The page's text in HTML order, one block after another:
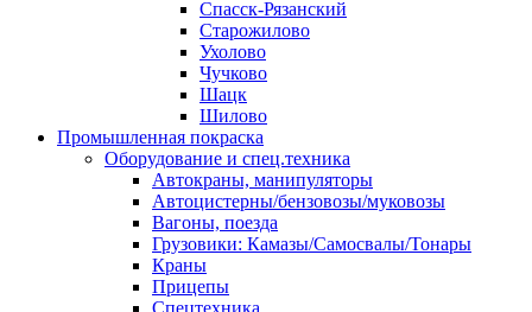
Спасск-Рязанский
Старожилово
Ухолово
Чучково
Шацк
Шилово
Промышленная покраска
Оборудование и спец.техника
Автокраны, манипуляторы
Автоцистерны/бензовозы/муковозы
Вагоны, поезда
Грузовики: Камазы/Самосвалы/Тонары
Краны
Прицепы
Спецтехника